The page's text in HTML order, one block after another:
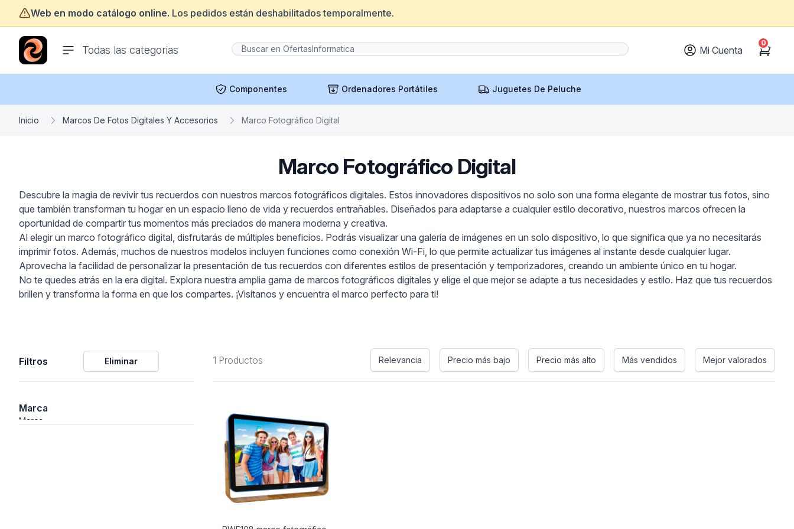
Web en modo catálogo online. Los pedidos están deshabilitados temporalmente.
Todas las categorias
ofertasinformatica.com
Mi Cuenta Cart
0
Componentes Ordenadores Portátiles Juguetes De Peluche
Inicio Marcos De Fotos Digitales Y Accesorios Marco Fotográfico Digital
Marco Fotográfico Digital
Descubre la magia de revivir tus recuerdos con nuestros marcos fotográficos digitales. Estos innovadores dispositivos no solo son una forma elegante de mostrar tus fotos, sino
que también transforman tu hogar en un espacio lleno de vida y recuerdos entrañables. Diseñados para adaptarse a cualquier estilo decorativo, nuestros marcos ofrecen la
oportunidad de compartir tus momentos más preciados de manera moderna y creativa.
Al elegir un marco fotográfico digital, disfrutarás de múltiples beneficios. Podrás visualizar una galería de imágenes en un solo dispositivo, lo que significa que ya no necesitarás
imprimir fotos. Además, muchos de nuestros modelos incluyen funciones como conexión Wi-Fi, lo que permite actualizar tus imágenes al instante desde cualquier lugar.
Aprovecha la facilidad de personalizar la presentación de tus recuerdos con diferentes estilos de presentación y temporizadores, creando un ambiente único en tu hogar.
No te quedes atrás en la era digital. Explora nuestra amplia gama de marcos fotográficos digitales y elige el que mejor se adapte a tus necesidades y estilo. Haz que tus recuerdos
brillen y transforma la forma en que los compartes. ¡Visítanos y encuentra el marco perfecto para ti!
Filtros Eliminar
Marca
Marca
1 Productos Relevancia Precio más bajo Precio más alto Más vendidos Mejor valorados